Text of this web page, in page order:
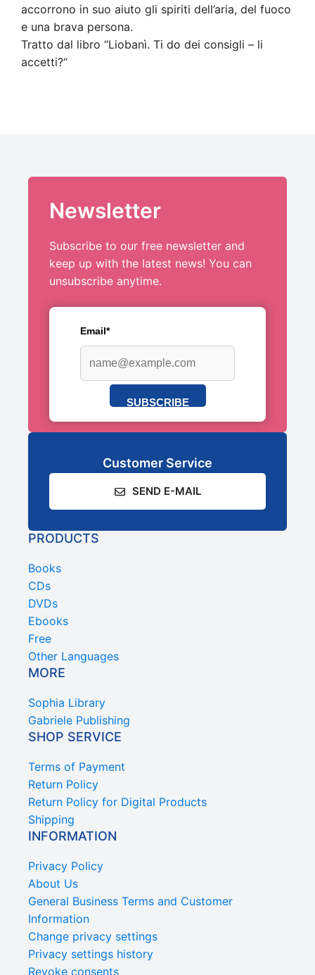
accorrono in suo aiuto gli spiriti dell’aria, del fuoco
e una brava persona.
Tratto dal libro “Liobanì. Ti do dei consigli – li
accetti?“
Newsletter
Subscribe to our free newsletter and
keep up with the latest news! You can
unsubscribe anytime.
Email*
SUBSCRIBE
Customer Service
SEND E-MAIL
PRODUCTS
Books
CDs
DVDs
Ebooks
Free
Other Languages
MORE
Sophia Library
Gabriele Publishing
SHOP SERVICE
Terms of Payment
Return Policy
Return Policy for Digital Products
Shipping
INFORMATION
Privacy Policy
About Us
General Business Terms and Customer
Information
Change privacy settings
Privacy settings history
Revoke consents